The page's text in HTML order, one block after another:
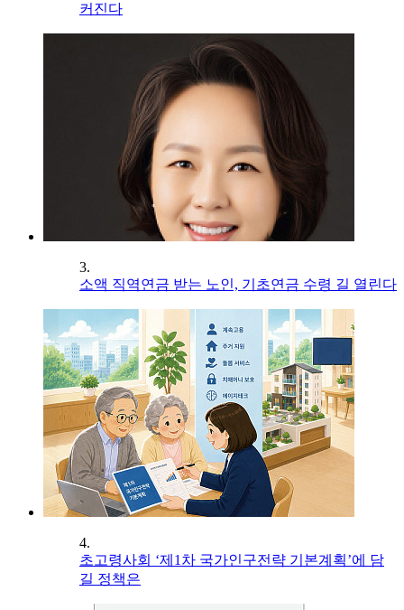
커진다
3.
소액 직역연금 받는 노인, 기초연금 수령 길 열린다
4.
초고령사회 ‘제1차 국가인구전략 기본계획’에 담
길 정책은